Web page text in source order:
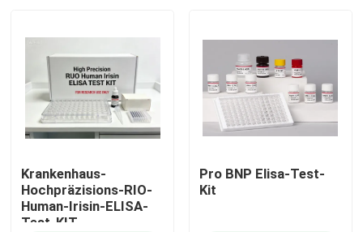
Krankenhaus-
Hochpräzisions-RIO-
Human-Irisin-ELISA-
Test-KIT
Pro BNP Elisa-Test-
Kit